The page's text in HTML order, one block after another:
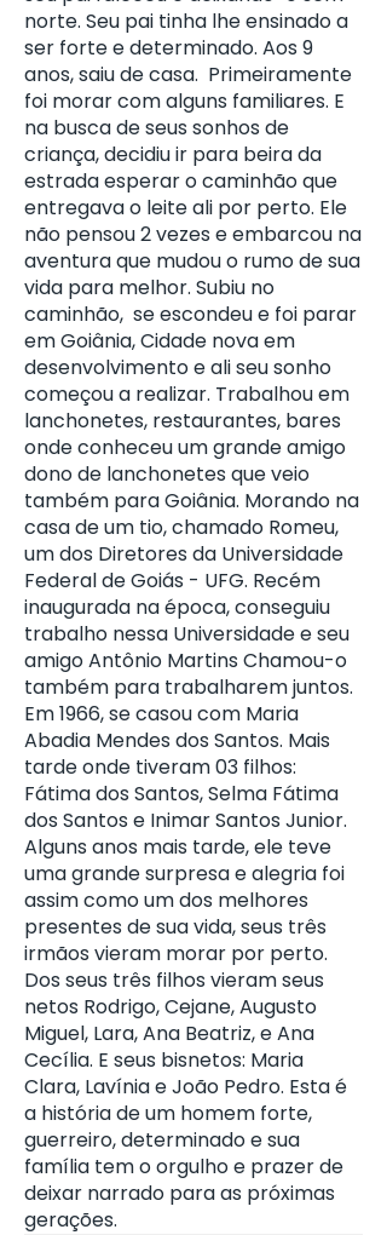
norte. Seu pai tinha lhe ensinado a
ser forte e determinado. Aos 9
anos, saiu de casa. Primeiramente
foi morar com alguns familiares. E
na busca de seus sonhos de
criança, decidiu ir para beira da
estrada esperar o caminhão que
entregava o leite ali por perto. Ele
não pensou 2 vezes e embarcou na
aventura que mudou o rumo de sua
vida para melhor. Subiu no
caminhão, se escondeu e foi parar
em Goiânia, Cidade nova em
desenvolvimento e ali seu sonho
começou a realizar. Trabalhou em
lanchonetes, restaurantes, bares
onde conheceu um grande amigo
dono de lanchonetes que veio
também para Goiânia. Morando na
casa de um tio, chamado Romeu,
um dos Diretores da Universidade
Federal de Goiás - UFG. Recém
inaugurada na época, conseguiu
trabalho nessa Universidade e seu
amigo Antônio Martins Chamou-o
também para trabalharem juntos.
Em 1966, se casou com Maria
Abadia Mendes dos Santos. Mais
tarde onde tiveram 03 filhos:
Fátima dos Santos, Selma Fátima
dos Santos e Inimar Santos Junior.
Alguns anos mais tarde, ele teve
uma grande surpresa e alegria foi
assim como um dos melhores
presentes de sua vida, seus três
irmãos vieram morar por perto.
Dos seus três filhos vieram seus
netos Rodrigo, Cejane, Augusto
Miguel, Lara, Ana Beatriz, e Ana
Cecília. E seus bisnetos: Maria
Clara, Lavínia e João Pedro. Esta é
a história de um homem forte,
guerreiro, determinado e sua
família tem o orgulho e prazer de
deixar narrado para as próximas
gerações.